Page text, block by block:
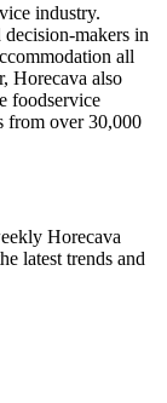
industry.
makers in
all
Horecava also
foodservice
from over 30,000
Horecava
latest trends and